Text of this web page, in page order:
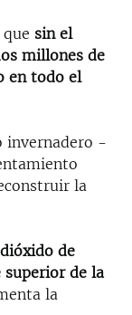
sin el
millones de
en todo el
invernadero -
la
de
superior de la
la